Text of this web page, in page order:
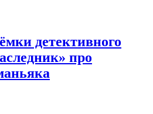
детективного
про